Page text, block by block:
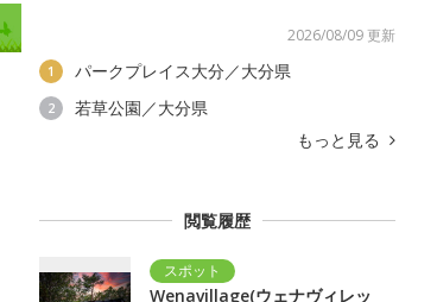
2026/08/09 更新
1 パークプレイス大分／大分県
2
若草公園／大分県
もっと見る
閲覧履歴
Wenavillage(ウェナヴィレッ